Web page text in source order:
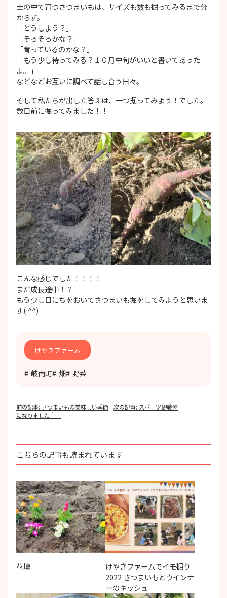
土の中で育つさつまいもは、サイズも数も掘ってみるまで分
からず。
「どうしよう？」
「そろそろかな？」
「育っているのかな？」
「もう少し待ってみる？１０月中旬がいいと書いてあった
よ。」
などなどお互いに調べて話し合う日々。
そして私たちが出した答えは、一つ掘ってみよう！でした。
数日前に掘ってみました！！
こんな感じでした！！！！
まだ成長途中！？
もう少し日にちをおいてさつまいも堀をしてみようと思いま
す( ^^)
けやきファーム
岐南町 畑 野菜
投
稿
ー
シ
ョ
前の記事: さつまいもの美味しい季節
になりました＾＾
次の記事: スポーツ観戦🎌
こちらの記事も読まれています
花壇
けやきファームでイモ掘り
2022 さつまいもとウインナ
ーのキッシュ